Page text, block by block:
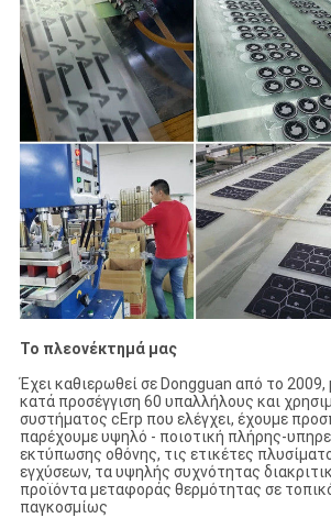
Το πλεονέκτημά μας
Έχει καθιερωθεί σε Dongguan από το
κατά προσέγγιση 60 υπαλλήλους και
συστήματος cErp που ελέγχει, έχουμε
παρέχουμε υψηλό - ποιοτική πλήρης-
εκτύπωσης οθόνης, τις ετικέτες
εγχύσεων, τα υψηλής συχνότητας
προϊόντα μεταφοράς θερμότητας σε
παγκοσμίως